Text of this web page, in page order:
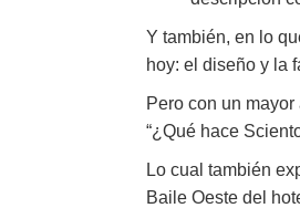
Y también, en lo
hoy: el diseño y la
Pero con un
“¿Qué hace
Lo cual también
Baile Oeste del